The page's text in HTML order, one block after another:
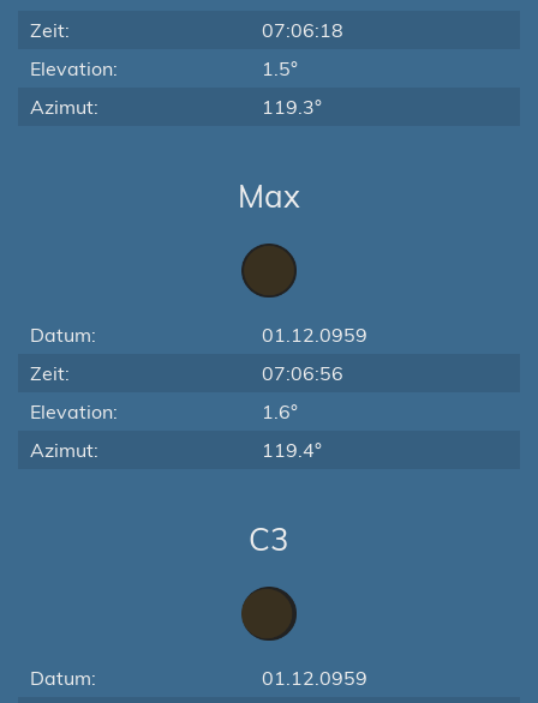
Zeit:
07:06:18
Elevation:
1.5°
Azimut:
119.3°
Max
Datum:
01.12.0959
Zeit:
07:06:56
Elevation:
1.6°
Azimut:
119.4°
C3
Datum:
01.12.0959